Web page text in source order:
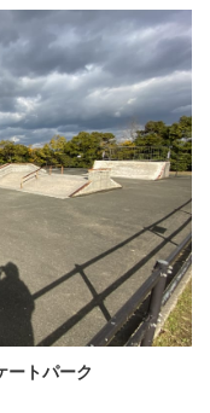
ートパーク